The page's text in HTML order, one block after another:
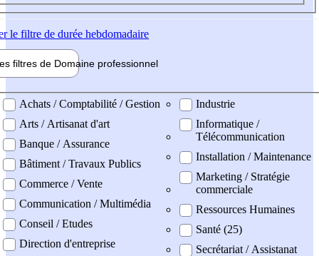
le filtre de durée hebdomadaire
filtres de Domaine professionnel
professionel
Achats / Comptabilité / Gestion
Arts / Artisanat d'art
Banque / Assurance
Bâtiment / Travaux Publics
Commerce / Vente
Communication / Multimédia
Conseil / Etudes
Direction d'entreprise
Industrie
Informatique /
Télécommunication
Installation / Maintenance
Marketing / Stratégie
commerciale
Ressources Humaines
Santé (25)
Secrétariat / Assistanat